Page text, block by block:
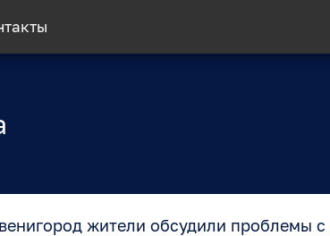
жители обсудили проблемы с